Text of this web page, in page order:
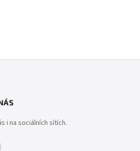
i na sociálních sítích.